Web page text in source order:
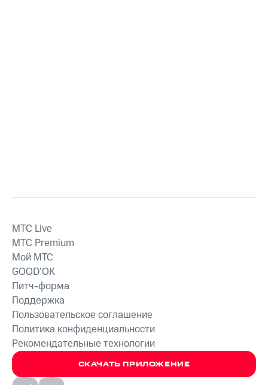
СКАЧАТЬ ПРИЛОЖЕНИЕ
MTС Live
MTС Premium
Мой МТС
GOOD’OK
Питч-форма
Поддержка
Пользовательское соглашение
Политика конфиденциальности
Рекомендательные технологии